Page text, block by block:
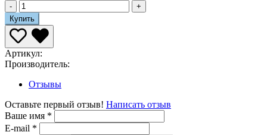
-
+
Купить
Артикул:
Производитель:
Отзывы
Оставьте первый отзыв! Написать отзыв
Ваше имя *
E-mail *